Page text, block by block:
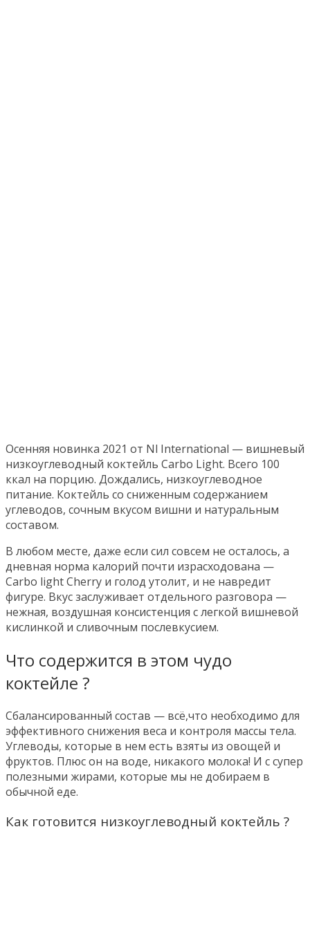
Осенняя новинка 2021 от Nl International — вишневый
низкоуглеводный коктейль Carbo Light. Всего 100
ккал на порцию. Дождались, низкоуглеводное
питание. Коктейль со сниженным содержанием
углеводов, сочным вкусом вишни и натуральным
составом.
В любом месте, даже если сил совсем не осталось, а
дневная норма калорий почти израсходована —
Carbo light Cherry и голод утолит, и не навредит
фигуре. Вкус заслуживает отдельного разговора —
нежная, воздушная консистенция с легкой вишневой
кислинкой и сливочным послевкусием.
Что содержится в этом чудо
коктейле ?
Сбалансированный состав — всё,что необходимо для
эффективного снижения веса и контроля массы тела.
Углеводы, которые в нем есть взяты из овощей и
фруктов. Плюс он на воде, никакого молока! И с супер
полезными жирами, которые мы не добираем в
обычной еде.
Как готовится низкоуглеводный коктейль ?